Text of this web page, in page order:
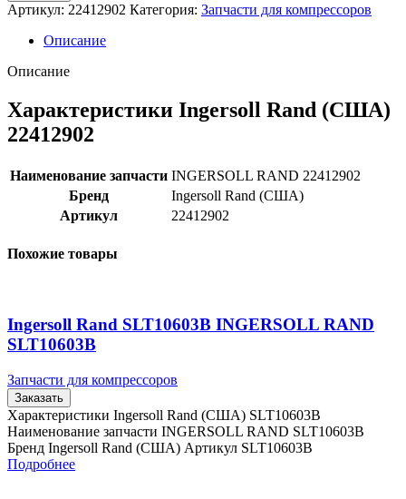
Артикул: 22412902 Категория: Запчасти для компрессоров
Описание
Описание
Характеристики Ingersoll Rand (США)
22412902
Наименование запчасти INGERSOLL RAND 22412902
Бренд
Ingersoll Rand (США)
Артикул
22412902
Похожие товары
Ingersoll Rand SLT10603B INGERSOLL RAND
SLT10603B
Запчасти для компрессоров
Заказать
Характеристики Ingersoll Rand (США) SLT10603B
Наименование запчасти INGERSOLL RAND SLT10603B
Бренд Ingersoll Rand (США) Артикул SLT10603B
Подробнее